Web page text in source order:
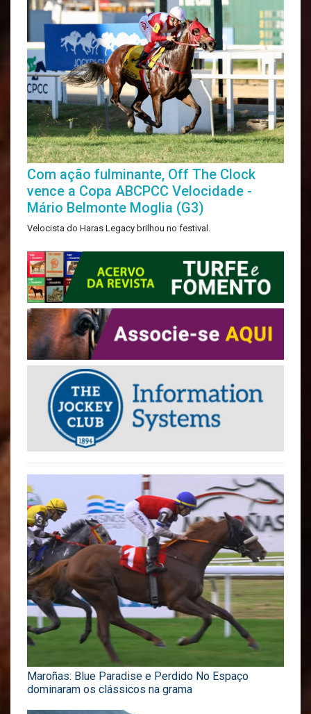
Com ação fulminante, Off The Clock
vence a Copa ABCPCC Velocidade -
Mário Belmonte Moglia (G3)
Velocista do Haras Legacy brilhou no festival.
Maroñas: Blue Paradise e Perdido No Espaço
dominaram os clássicos na grama